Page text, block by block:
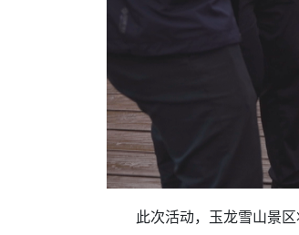
此次活动，玉龙雪山景